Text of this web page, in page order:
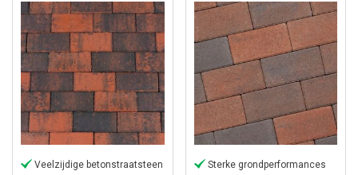
Veelzijdige betonstraatsteen Sterke grondperformances